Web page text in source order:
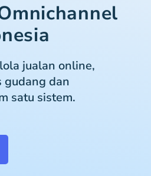
jualan online,
gudang dan
satu sistem.